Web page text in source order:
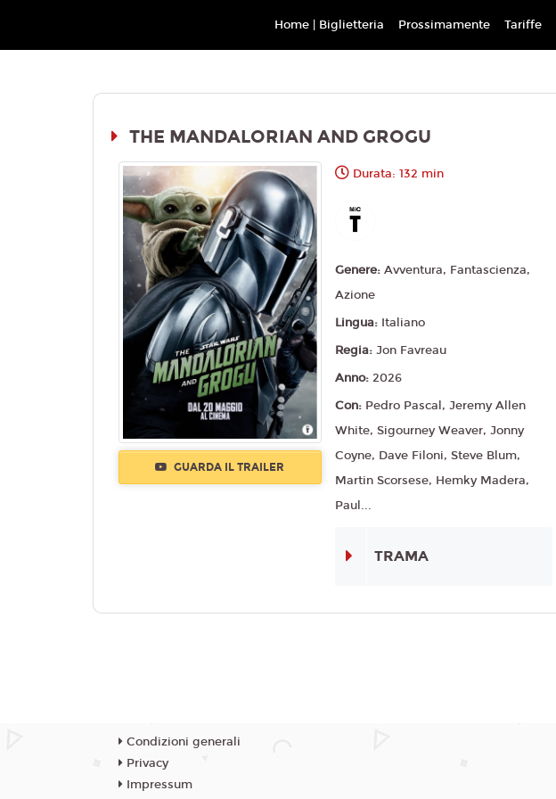
Home | Biglietteria Prossimamente Tariffe
THE MANDALORIAN AND GROGU
GUARDA IL TRAILER
Durata: 132 min
Genere:Avventura, Fantascienza,
Azione
Lingua: Italiano
Regia:Jon Favreau
Anno:2026
Con: Pedro Pascal, Jeremy Allen
White, Sigourney Weaver, Jonny
Coyne, Dave Filoni, Steve Blum,
Martin Scorsese, Hemky Madera,
Paul...
TRAMA
Condizioni generali
Privacy
Impressum